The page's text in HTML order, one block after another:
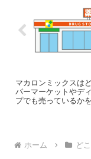
マカロンミックスは
パーマーケットやデ
プでも売っているか
ホーム ど